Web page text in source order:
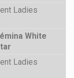
Ladies
White
Ladies